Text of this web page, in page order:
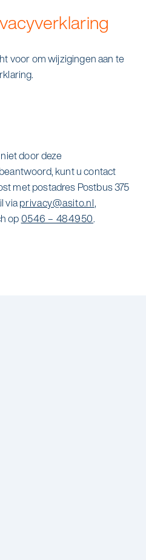
voor om wijzigingen aan te
door deze
kunt u contact
met postadres Postbus 375
viaprivacy@asito.nl,
op0546 – 484950.